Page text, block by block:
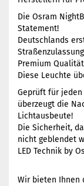
Die Osram
Statement!
Deutschlands
Premium
Diese Leuchte
Geprüft für
überzeugt die
Lichtausbeute!
Die Sicherheit,
nicht geblendet
LED Technik by
Wir bieten Ihnen